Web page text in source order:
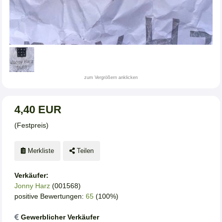
zum Vergrößern anklicken
4,40 EUR
(Festpreis)
Merkliste Teilen
Verkäufer:
Jonny Harz (001568)
positive Bewertungen: 65 (100%)
Gewerblicher Verkäufer